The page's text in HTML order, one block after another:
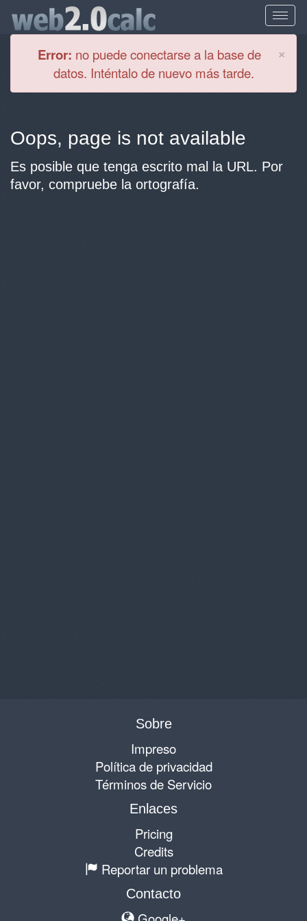
×
Error: no puede conectarse a la base de
datos. Inténtalo de nuevo más tarde.
Oops, page is not available
Es posible que tenga escrito mal la URL. Por
favor, compruebe la ortografía.
Sobre
Impreso
Política de privacidad
Términos de Servicio
Enlaces
Pricing
Credits
Reportar un problema
Contacto